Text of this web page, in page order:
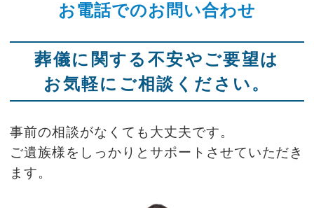
お電話でのお問い合わせ
葬儀に関する不安やご要望は
お気軽にご相談ください。
事前の相談がなくても大丈夫です。
ご遺族様をしっかりとサポートさせていただき
ます。